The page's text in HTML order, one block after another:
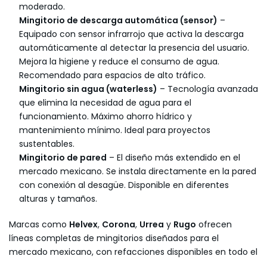
moderado.
Mingitorio de descarga automática (sensor) –
Equipado con sensor infrarrojo que activa la descarga
automáticamente al detectar la presencia del usuario.
Mejora la higiene y reduce el consumo de agua.
Recomendado para espacios de alto tráfico.
Mingitorio sin agua (waterless) – Tecnología avanzada
que elimina la necesidad de agua para el
funcionamiento. Máximo ahorro hídrico y
mantenimiento mínimo. Ideal para proyectos
sustentables.
Mingitorio de pared – El diseño más extendido en el
mercado mexicano. Se instala directamente en la pared
con conexión al desagüe. Disponible en diferentes
alturas y tamaños.
Marcas como Helvex, Corona, Urrea y Rugo ofrecen
líneas completas de mingitorios diseñados para el
mercado mexicano, con refacciones disponibles en todo el